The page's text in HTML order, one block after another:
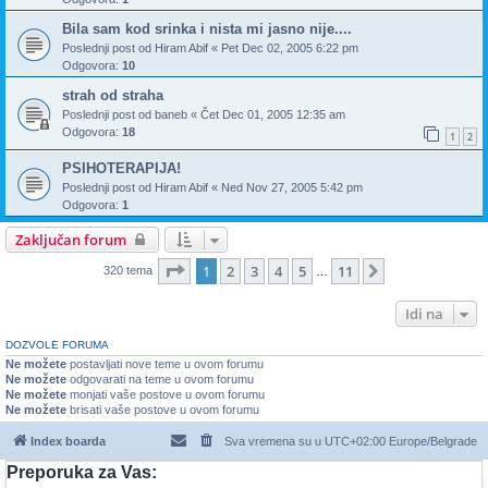
Bila sam kod srinka i nista mi jasno nije....
Poslednji post od Hiram Abif « Pet Dec 02, 2005 6:22 pm
Odgovora: 10
strah od straha
Poslednji post od baneb « Čet Dec 01, 2005 12:35 am
Odgovora: 18 1 2
PSIHOTERAPIJA!
Poslednji post od Hiram Abif « Ned Nov 27, 2005 5:42 pm
Odgovora: 1
Zaključan forum
320 tema Stranica 1od11
1 2 3 4 5 11
Idi na
DOZVOLE FORUMA
Ne možete postavljati nove teme u ovom forumu
Ne možete odgovarati na teme u ovom forumu
Ne možete monjati vaše postove u ovom forumu
Ne možete brisati vaše postove u ovom forumu
Index boarda Sva vremena su u UTC+02:00 Europe/Belgrade
Preporuka za Vas: